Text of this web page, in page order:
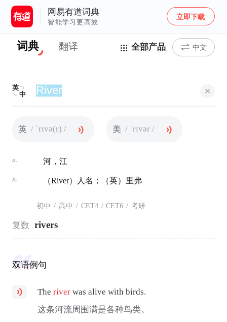
网易有道词典
智能学习更高效
立即下载
词典 翻译 全部产品 中文
英
中
英 / ˈrɪvə(r) / 美 / ˈrɪvər /
n. 河，江
n. （River）人名；（英）里弗
初中 / 高中 / CET4 / CET6 / 考研
复数 rivers
双语例句
Theriver was alive with birds.
这条河流周围满是各种鸟类。